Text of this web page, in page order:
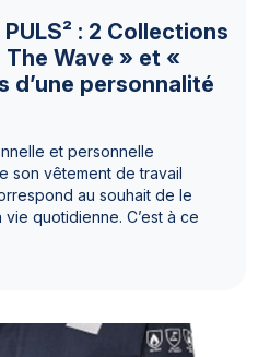
: 2 Collections
Wave » et «
d’une personnalité
et personnelle
son vêtement de travail
au souhait de le
quotidienne. C’est à ce